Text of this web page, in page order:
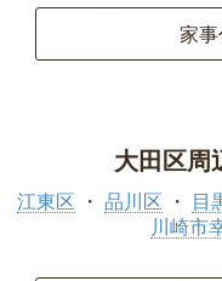
家事
大田区周
江東区 品川区 目
川崎市